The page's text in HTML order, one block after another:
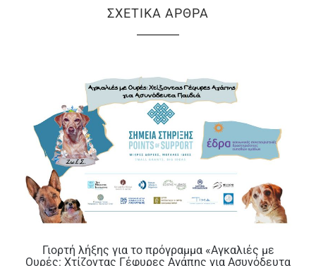
ΣΧΕΤΙΚΆ ΆΡΘΡΑ
Γιορτή λήξης για το πρόγραμμα «Αγκαλιές με
Ουρές: Χτίζοντας Γέφυρες Αγάπης για Ασυνόδευτα